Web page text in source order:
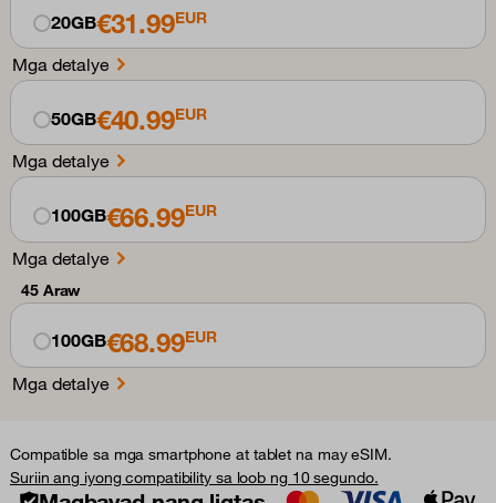
20GB€31.99EUR
Mga detalye
50GB€40.99EUR
Mga detalye
100GB€66.99EUR
Mga detalye
45 Araw
100GB€68.99EUR
Mga detalye
Compatible sa mga smartphone at tablet na may eSIM.
Suriin ang iyong compatibility sa loob ng 10 segundo.